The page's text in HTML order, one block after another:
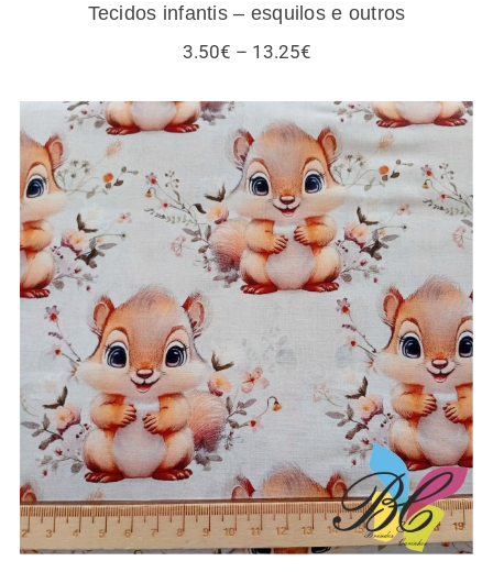
Tecidos infantis – esquilos e outros
3.50€ – 13.25€Price
through
13.25€
Tecidos esquilos